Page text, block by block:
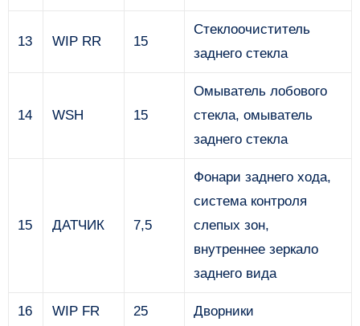
13 WIP RR 15
Стеклоочиститель
заднего стекла
14 WSH 15
Омыватель лобового
стекла, омыватель
заднего стекла
15 ДАТЧИК 7,5
Фонари заднего хода,
система контроля
слепых зон,
внутреннее зеркало
заднего вида
16 WIP FR 25 Дворники